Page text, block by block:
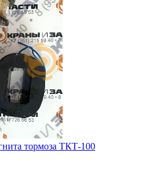
тормоза ТКТ-100